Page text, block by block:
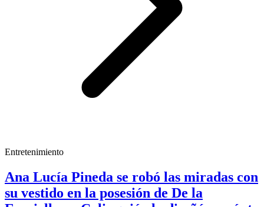
Entretenimiento
Ana Lucía Pineda se robó las miradas con
su vestido en la posesión de De la